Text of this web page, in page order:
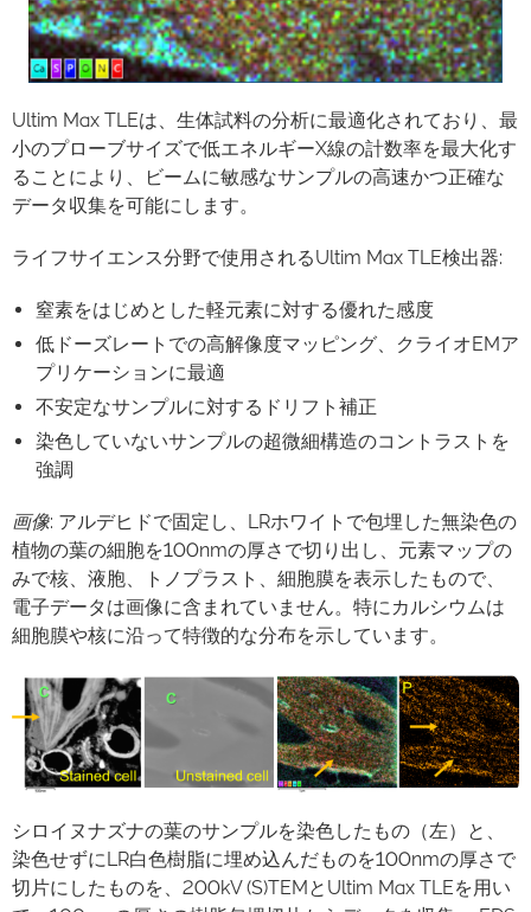
Ultim Max TLEは、生体試料の分析に最適化されており、最
小のプローブサイズで低エネルギーX線の計数率を最大化す
ることにより、ビームに敏感なサンプルの高速かつ正確な
データ収集を可能にします。
ライフサイエンス分野で使用されるUltim Max TLE検出器:
窒素をはじめとした軽元素に対する優れた感度
低ドーズレートでの高解像度マッピング、クライオEMア
プリケーションに最適
不安定なサンプルに対するドリフト補正
染色していないサンプルの超微細構造のコントラストを
強調
画像: アルデヒドで固定し、LRホワイトで包埋した無染色の
植物の葉の細胞を100nmの厚さで切り出し、元素マップの
みで核、液胞、トノプラスト、細胞膜を表示したもので、
電子データは画像に含まれていません。特にカルシウムは
細胞膜や核に沿って特徴的な分布を示しています。
シロイヌナズナの葉のサンプルを染色したもの（左）と、
染色せずにLR白色樹脂に埋め込んだものを100nmの厚さで
切片にしたものを、200kV (S)TEMとUltim Max TLEを用い